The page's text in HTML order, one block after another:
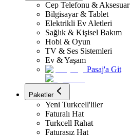
Cep Telefonu & Aksesuar
Bilgisayar & Tablet
Elektrikli Ev Aletleri
Sağlık & Kişisel Bakım
Hobi & Oyun
TV & Ses Sistemleri
Ev & Yaşam
Pasaj'a Git
Paketler
Yeni Turkcell'liler
Faturalı Hat
Turkcell Rahat
Faturasız Hat